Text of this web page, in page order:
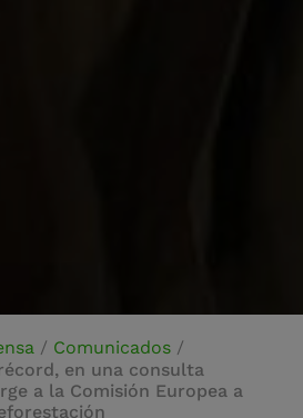
/ Comunicados /
en una consulta
a la Comisión Europea a